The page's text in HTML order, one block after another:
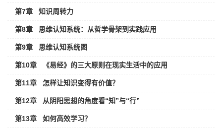
第7章 知识周转力
第8章 思维认知系统：从哲学骨架到实践应用
第9章 思维认知系统图
第10章 《易经》的三大原则在现实生活中的应用
第11章 怎样让知识变得有价值？
第12章 从阴阳思想的角度看“知”与“行”
第13章 如何高效学习？